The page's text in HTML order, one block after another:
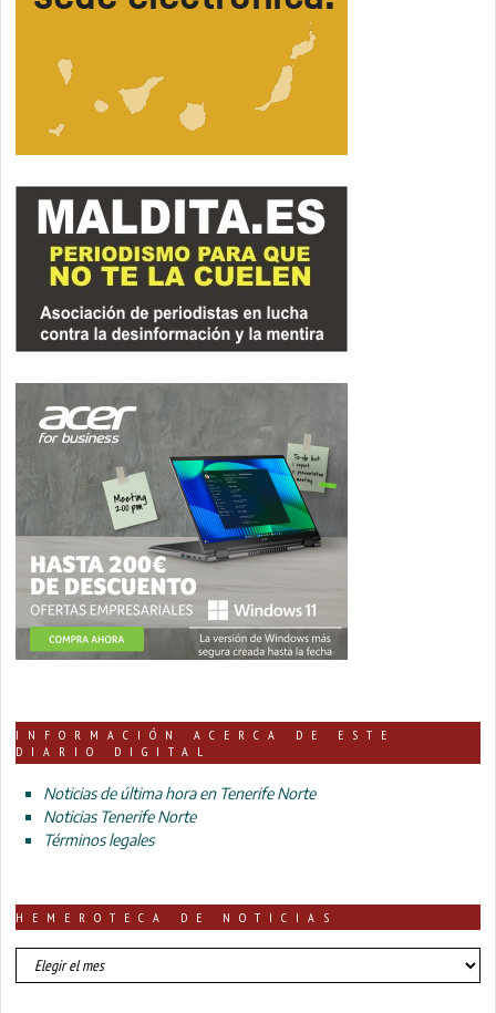
INFORMACIÓN ACERCA DE ESTE
DIARIO DIGITAL
Noticias de última hora en Tenerife Norte
Noticias Tenerife Norte
Términos legales
HEMEROTECA DE NOTICIAS
HEMEROTECA
DE